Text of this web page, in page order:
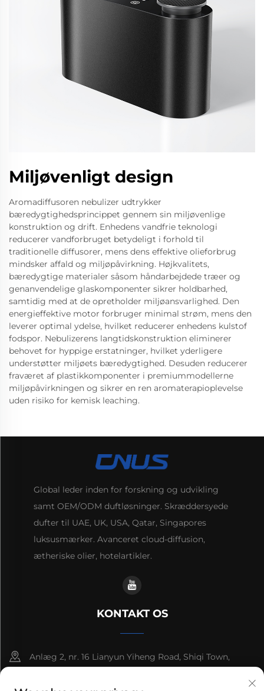
Miljøvenligt design
Aromadiffusoren nebulizer udtrykker
bæredygtighedsprincippet gennem sin miljøvenlige
konstruktion og drift. Enhedens vandfrie teknologi
reducerer vandforbruget betydeligt i forhold til
traditionelle diffusorer, mens dens effektive olieforbrug
mindsker affald og miljøpåvirkning. Højkvalitets,
bæredygtige materialer såsom håndarbejdede træer og
genanvendelige glaskomponenter sikrer holdbarhed,
samtidig med at de opretholder miljøansvarlighed. Den
energieffektive motor forbruger minimal strøm, mens den
leverer optimal ydelse, hvilket reducerer enhedens kulstof
fodspor. Nebulizerens langtidskonstruktion eliminerer
behovet for hyppige erstatninger, hvilket yderligere
understøtter miljøets bæredygtighed. Desuden reducerer
fraværet af plastikkomponenter i premiummodellerne
miljøpåvirkningen og sikrer en ren aromaterapioplevelse
uden risiko for kemisk leaching.
Global leder inden for forskning og udvikling
samt OEM/ODM duftløsninger. Skræddersyede
dufter til UAE, UK, USA, Qatar, Singapores
luksusmærker. Avanceret cloud-diffusion,
ætheriske olier, hotelartikler.
KONTAKT OS
Anlæg 2, nr. 16 Lianyun Yiheng Road, Shiqi Town,